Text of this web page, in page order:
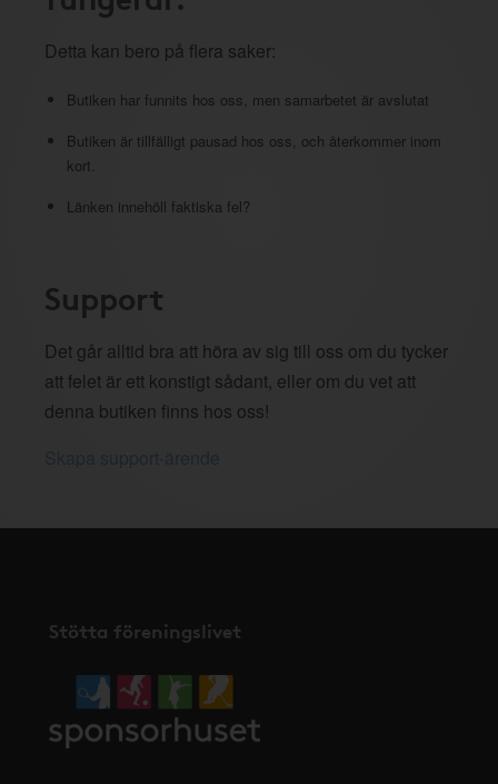
Detta kan bero på flera saker:
Butiken har funnits hos oss, men samarbetet är avslutat
Butiken är tillfälligt pausad hos oss, och återkommer inom
kort.
Länken innehöll faktiska fel?
Support
Det går alltid bra att höra av sig till oss om du tycker
att felet är ett konstigt sådant, eller om du vet att
denna butiken finns hos oss!
Stötta föreningslivet